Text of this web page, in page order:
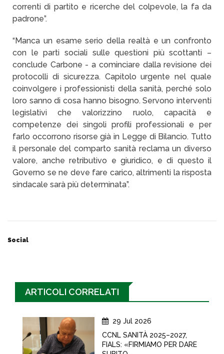
correnti di partito e ricerche del colpevole, la fa da
padrone”.
“Manca un esame serio della realtà e un confronto
con le parti sociali sulle questioni più scottanti –
conclude Carbone - a cominciare dalla revisione dei
protocolli di sicurezza. Capitolo urgente nel quale
coinvolgere i professionisti della sanità, perché solo
loro sanno di cosa hanno bisogno. Servono interventi
legislativi che valorizzino ruolo, capacità e
competenze dei singoli profili professionali e per
farlo occorrono risorse già in Legge di Bilancio. Tutto
il personale del comparto sanità reclama un diverso
valore, anche retributivo e giuridico, e di questo il
Governo se ne deve fare carico, altrimenti la risposta
sindacale sarà più determinata”.
Social
ARTICOLI CORRELATI
29 Jul 2026
CCNL SANITÀ 2025–2027,
FIALS: «FIRMIAMO PER DARE